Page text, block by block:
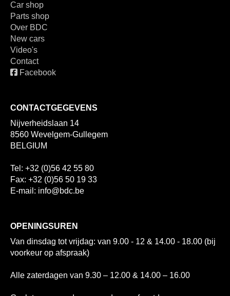
Car shop
Parts shop
Over BDC
New cars
Video's
Contact
Facebook
CONTACTGEGEVENS
Nijverheidslaan 14
8560 Wevelgem-Gullegem
BELGIUM
Tel: +32 (0)56 42 55 80
Fax: +32 (0)56 50 19 33
E-mail: info@bdc.be
OPENINGSUREN
Van dinsdag tot vrijdag: van 9.00 - 12 & 14.00 - 18.00 (bij
voorkeur op afspraak)
Alle zaterdagen van 9.30 – 12.00 & 14.00 – 16.00